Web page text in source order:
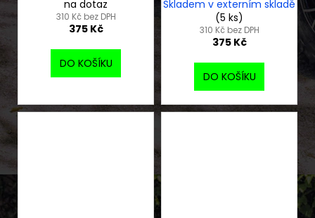
na dotaz
310 Kč bez DPH
375 Kč
DO KOŠÍKU
Skladem v externím skladě
(5 ks)
310 Kč bez DPH
375 Kč
DO KOŠÍKU